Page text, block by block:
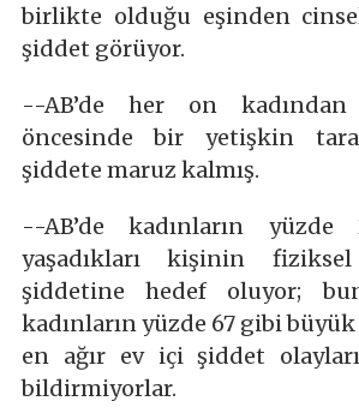
birlikte olduğu eşinden
şiddet görüyor.
--AB’de her on
öncesinde bir yetişkin
şiddete maruz kalmış.
--AB’de kadınların yüzde
yaşadıkları kişinin
şiddetine hedef oluyor;
kadınların yüzde 67 gibi
en ağır ev içi şiddet
bildirmiyorlar.